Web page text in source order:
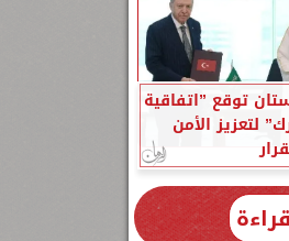
توقع ”اتفاقية
لتعزيز الأمن